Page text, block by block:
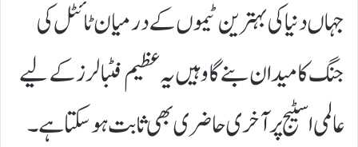
جہاں دنیا کی بہترین ٹیموں کے درمیان ٹائٹل کی
جنگ کا میدان بنے گا وہیں یہ عظیم فٹبالرز کے لیے
عالمی اسٹیج پر آخری حاضری بھی ثابت ہو سکتا ہے۔